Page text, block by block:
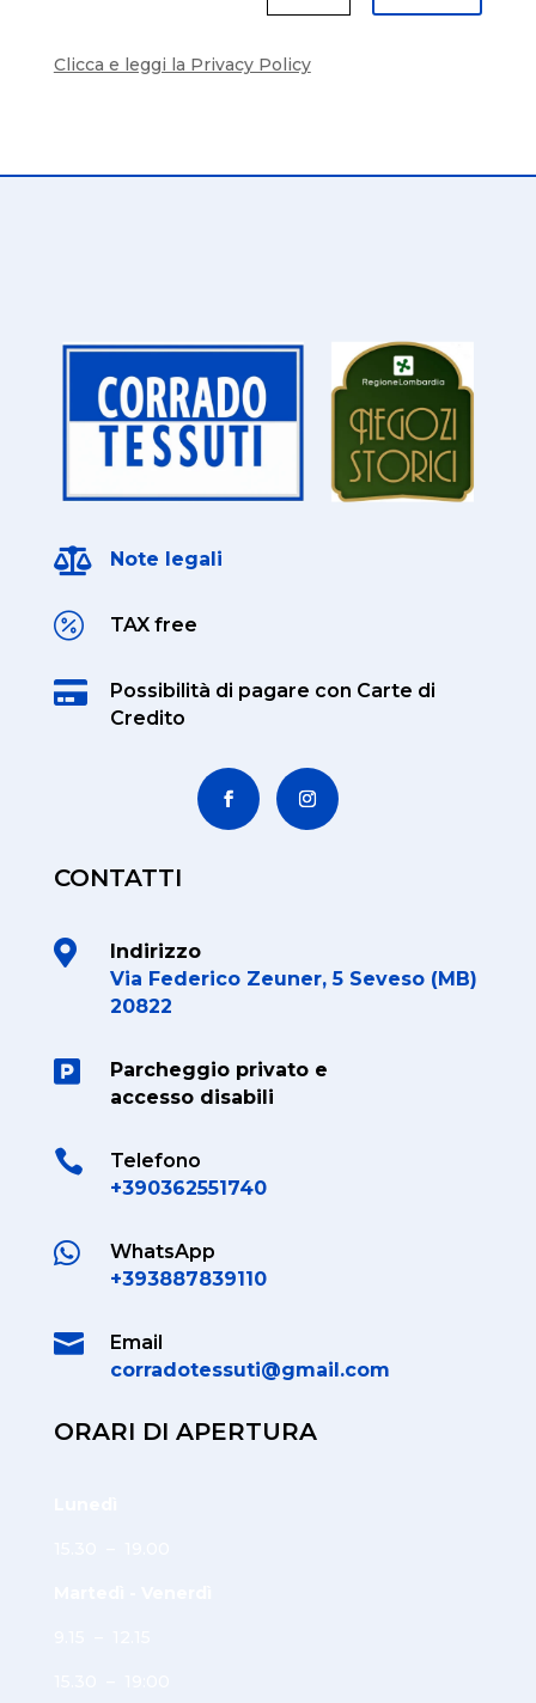
Clicca e leggi la Privacy Policy
 Note legali
 TAX free
 Possibilità di pagare con Carte di
Credito
CONTATTI

Indirizzo
Via Federico Zeuner, 5 Seveso (MB)
20822

Parcheggio privato e
accesso disabili

Telefono
+390362551740

WhatsApp
+393887839110

Email
corradotessuti@gmail.com
ORARI DI APERTURA